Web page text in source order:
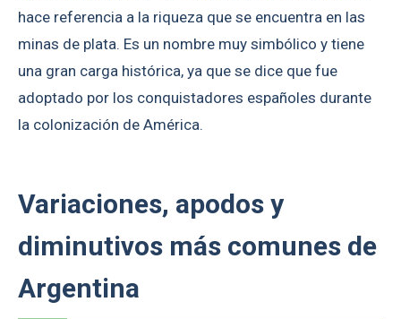
hace referencia a la riqueza que se encuentra en las
minas de plata. Es un nombre muy simbólico y tiene
una gran carga histórica, ya que se dice que fue
adoptado por los conquistadores españoles durante
la colonización de América.
Variaciones, apodos y
diminutivos más comunes de
Argentina